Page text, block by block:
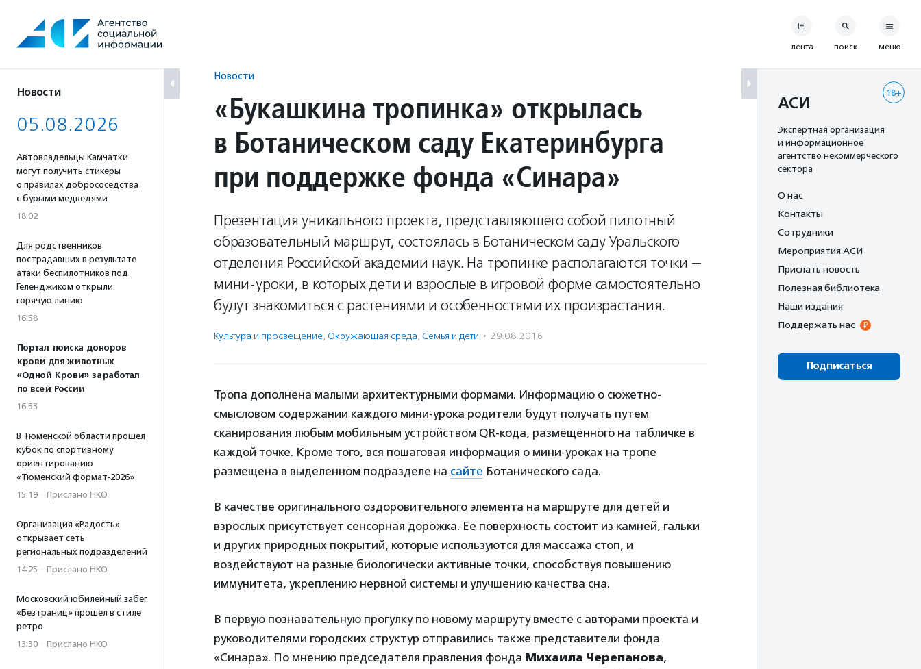
содержанию
Новости
05.08.2026
Автовладельцы Камчатки
могут получить стикеры
о правилах добрососедства
с бурыми медведями
18:02
Для родственников
пострадавших в результате
атаки беспилотников под
Геленджиком открыли
горячую линию
16:58
Портал поиска доноров
крови для животных
«Одной Крови» заработал
по всей России
16:53
В Тюменской области прошел
кубок по спортивному
ориентированию
«Тюменский формат-2026»
15:19 · Прислано НКО
Организация «Радость»
открывает сеть
региональных подразделений
14:25 · Прислано НКО
Московский юбилейный забег
«Без границ» прошел в стиле
ретро
13:30 · Прислано НКО
Новости
«Букашкина тропинка» открылась
в Ботаническом саду Екатеринбурга
при поддержке фонда «Синара»
Презентация уникального проекта, представляющего собой пилотный
образовательный маршрут, состоялась в Ботаническом саду Уральского
отделения Российской академии наук. На тропинке располагаются точки —
мини-уроки, в которых дети и взрослые в игровой форме самостоятельно
будут знакомиться с растениями и особенностями их произрастания.
Культура и просвещение, Окружающая среда, Семья и дети · 29.08.2016
Тропа дополнена малыми архитектурными формами. Информацию о сюжетно-
смысловом содержании каждого мини-урока родители будут получать путем
сканирования любым мобильным устройством QR-кода, размещенного на табличке в
каждой точке. Кроме того, вся пошаговая информация о мини-уроках на тропе
размещена в выделенном подразделе на сайте Ботанического сада.
В качестве оригинального оздоровительного элемента на маршруте для детей и
взрослых присутствует сенсорная дорожка. Ее поверхность состоит из камней, гальки
и других природных покрытий, которые используются для массажа стоп, и
воздействуют на разные биологически активные точки, способствуя повышению
иммунитета, укреплению нервной системы и улучшению качества сна.
В первую познавательную прогулку по новому маршруту вместе с авторами проекта и
руководителями городских структур отправились также представители фонда
«Синара». По мнению председателя правления фонда Михаила Черепанова,
лента поиск меню
18+
АСИ
Экспертная организация
и информационное
агентство некоммерческого
сектора
О нас
Контакты
Сотрудники
Мероприятия АСИ
Прислать новость
Полезная библиотека
Наши издания
Поддержать нас
Подписаться